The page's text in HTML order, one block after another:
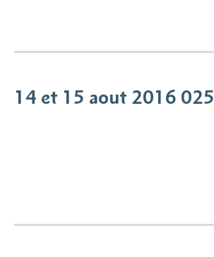
14 et 15 aout 2016 025